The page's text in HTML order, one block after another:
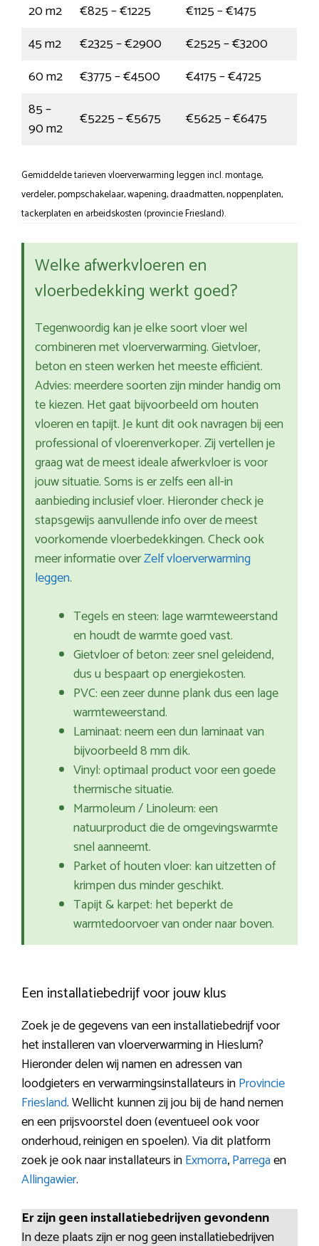
20 m2
€825 – €1225
€1125 – €1475
45 m2
€2325 – €2900
€2525 – €3200
60 m2
€3775 – €4500
€4175 – €4725
85 –
90 m2
€5225 – €5675 €5625 – €6475
Gemiddelde tarieven vloerverwarming leggen incl. montage,
verdeler, pompschakelaar, wapening, draadmatten, noppenplaten,
tackerplaten en arbeidskosten (provincie Friesland).
Welke afwerkvloeren en
vloerbedekking werkt goed?
Tegenwoordig kan je elke soort vloer wel
combineren met vloerverwarming. Gietvloer,
beton en steen werken het meeste efficiënt.
Advies: meerdere soorten zijn minder handig om
te kiezen. Het gaat bijvoorbeeld om houten
vloeren en tapijt. Je kunt dit ook navragen bij een
professional of vloerenverkoper. Zij vertellen je
graag wat de meest ideale afwerkvloer is voor
jouw situatie. Soms is er zelfs een all-in
aanbieding inclusief vloer. Hieronder check je
stapsgewijs aanvullende info over de meest
voorkomende vloerbedekkingen. Check ook
meer informatie overZelf vloerverwarming
leggen.
Tegels en steen: lage warmteweerstand
en houdt de warmte goed vast.
Gietvloer of beton: zeer snel geleidend,
dus u bespaart op energiekosten.
PVC: een zeer dunne plank dus een lage
warmteweerstand.
Laminaat: neem een dun laminaat van
bijvoorbeeld 8 mm dik.
Vinyl: optimaal product voor een goede
thermische situatie.
Marmoleum / Linoleum: een
natuurproduct die de omgevingswarmte
snel aanneemt.
Parket of houten vloer: kan uitzetten of
krimpen dus minder geschikt.
Tapijt & karpet: het beperkt de
warmtedoorvoer van onder naar boven.
Een installatiebedrijf voor jouw klus
Zoek je de gegevens van een installatiebedrijf voor
het installeren van vloerverwarming in Hieslum?
Hieronder delen wij namen en adressen van
loodgieters en verwarmingsinstallateurs inProvincie
Friesland. Wellicht kunnen zij jou bij de hand nemen
en een prijsvoorstel doen (eventueel ook voor
onderhoud, reinigen en spoelen). Via dit platform
zoek je ook naar installateurs inExmorra,Parregaen
Allingawier.
Er zijn geen installatiebedrijven gevondenn
In deze plaats zijn er nog geen installatiebedrijven